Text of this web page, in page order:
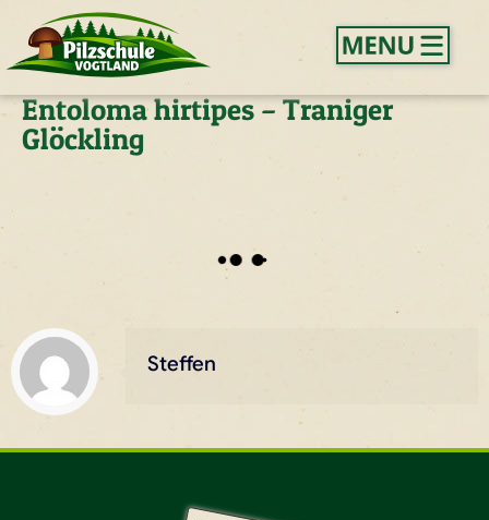
Entoloma hirtipes – Traniger
Glöckling
Steffen